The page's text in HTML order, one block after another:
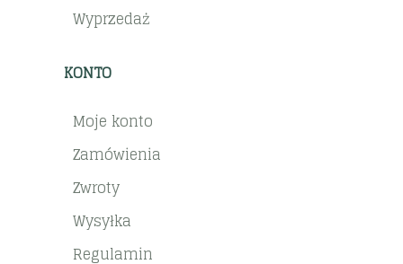
Wyprzedaż
KONTO
Moje konto
Zamówienia
Zwroty
Wysyłka
Regulamin